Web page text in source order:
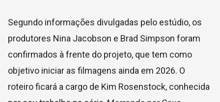
Segundo informações divulgadas pelo estúdio, os
produtores Nina Jacobson e Brad Simpson foram
confirmados à frente do projeto, que tem como
objetivo iniciar as filmagens ainda em 2026. O
roteiro ficará a cargo de Kim Rosenstock, conhecida